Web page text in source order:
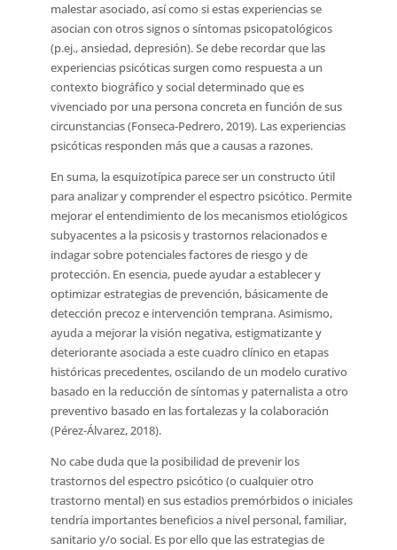
malestar asociado, así como si estas experiencias se
asocian con otros signos o síntomas psicopatológicos
(p.ej., ansiedad, depresión). Se debe recordar que las
experiencias psicóticas surgen como respuesta a un
contexto biográfico y social determinado que es
vivenciado por una persona concreta en función de sus
circunstancias (Fonseca-Pedrero, 2019). Las experiencias
psicóticas responden más que a causas a razones.
En suma, la esquizotípica parece ser un constructo útil
para analizar y comprender el espectro psicótico. Permite
mejorar el entendimiento de los mecanismos etiológicos
subyacentes a la psicosis y trastornos relacionados e
indagar sobre potenciales factores de riesgo y de
protección. En esencia, puede ayudar a establecer y
optimizar estrategias de prevención, básicamente de
detección precoz e intervención temprana. Asimismo,
ayuda a mejorar la visión negativa, estigmatizante y
deteriorante asociada a este cuadro clínico en etapas
históricas precedentes, oscilando de un modelo curativo
basado en la reducción de síntomas y paternalista a otro
preventivo basado en las fortalezas y la colaboración
(Pérez-Álvarez, 2018).
No cabe duda que la posibilidad de prevenir los
trastornos del espectro psicótico (o cualquier otro
trastorno mental) en sus estadios premórbidos o iniciales
tendría importantes beneficios a nivel personal, familiar,
sanitario y/o social. Es por ello que las estrategias de